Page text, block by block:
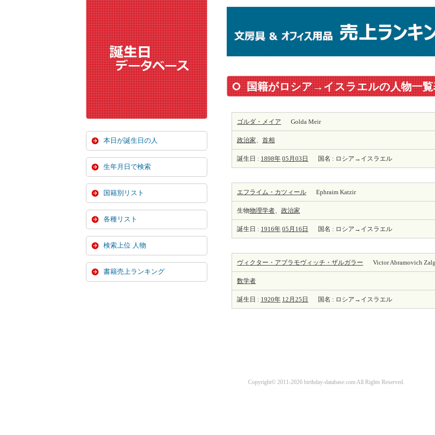
国籍がロシア→イスラエルの人物一覧
ゴルダ・メイア Golda Meir
政治家、 首相
誕生日 : 1898年 05月03日 国名 : ロシア→イスラエル
エフライム・カツィール Ephraim Katzir
生物物理学者、 政治家
誕生日 : 1916年 05月16日 国名 : ロシア→イスラエル
ヴィクター・アブラモヴィッチ・ザルガラー Victor Abramovich
数学者
誕生日 : 1920年 12月25日 国名 : ロシア→イスラエル
本日が誕生日の人
生年月日で検索
国籍別リスト
各種リスト
検索上位 人物
書籍売上ランキング
Copyright© 2011-2026 birthday-database.com All Rights Reserved.